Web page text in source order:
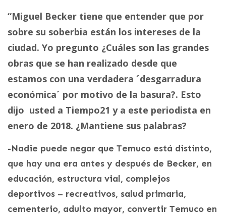
“Miguel Becker tiene que entender que por
sobre su soberbia están los intereses de la
ciudad. Yo pregunto ¿Cuáles son las grandes
obras que se han realizado desde que
estamos con una verdadera ´desgarradura
económica´ por motivo de la basura?. Esto
dijo usted a Tiempo21 y a este periodista en
enero de 2018. ¿Mantiene sus palabras?
-Nadie puede negar que Temuco está distinto,
que hay una era antes y después de Becker, en
educación, estructura vial, complejos
deportivos – recreativos, salud primaria,
cementerio, adulto mayor, convertir Temuco en